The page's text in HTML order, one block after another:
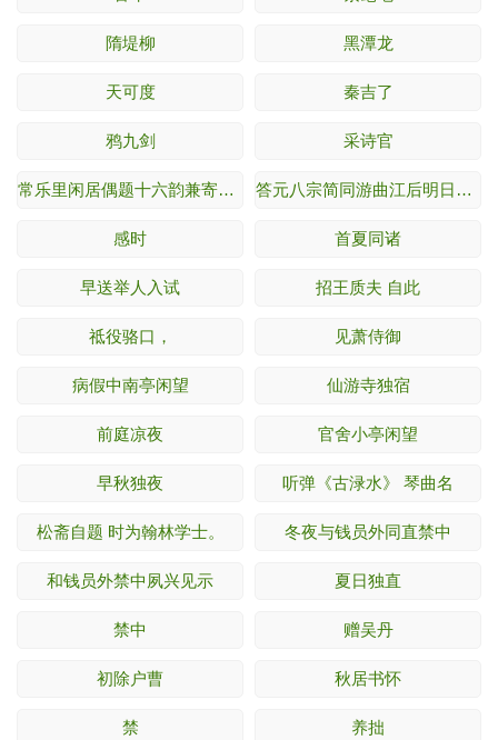
隋堤柳 黑潭龙
天可度 秦吉了
鸦九剑 采诗官
常乐里闲居偶题十六韵兼寄刘十五公舆、王十 答元八宗简同游曲江后明日见赠
感时 首夏同诸
早送举人入试 招王质夫 自此
祗役骆口， 见萧侍御
病假中南亭闲望 仙游寺独宿
前庭凉夜 官舍小亭闲望
早秋独夜 听弹《古渌水》 琴曲名
松斋自题 时为翰林学士。 冬夜与钱员外同直禁中
和钱员外禁中夙兴见示 夏日独直
禁中 赠吴丹
初除户曹 秋居书怀
禁 养拙